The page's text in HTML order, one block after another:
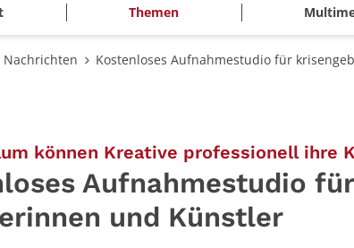
Themen
Nachrichten Kostenloses Aufnahmestudio für
können Kreative professionell ihre
Aufnahmestudio
und Künstler